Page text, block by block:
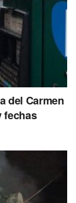
del Carmen
fechas